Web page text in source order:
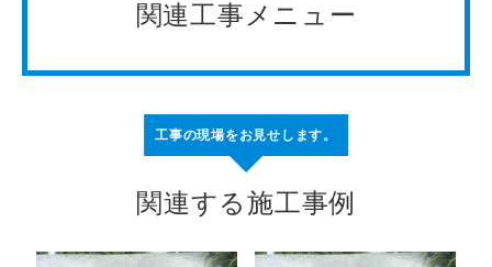
関連工事メニュー
工事の現場をお見せします。
関連する施工事例